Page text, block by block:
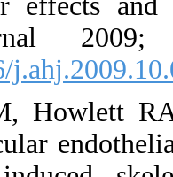
Heart
[
28. Olfert
Myocyte